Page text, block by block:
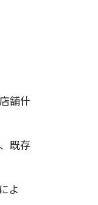
舗什
既存
よ